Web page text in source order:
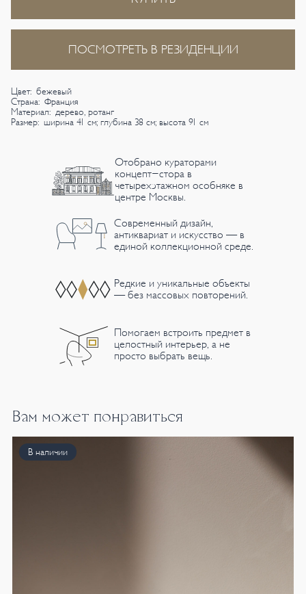
ПОСМОТРЕТЬ В РЕЗИДЕНЦИИ
Цвет: бежевый
Страна: Франция
Материал: дерево, ротанг
Размер: ширина 41 см; глубина 38 см; высота 91 см
Отобрано кураторами
концепт-стора в
четырехэтажном особняке в
центре Москвы.
Современный дизайн,
антиквариат и искусство — в
единой коллекционной среде.
Редкие и уникальные объекты
— без массовых повторений.
Помогаем встроить предмет в
целостный интерьер, а не
просто выбрать вещь.
Вам может понравиться
В наличии